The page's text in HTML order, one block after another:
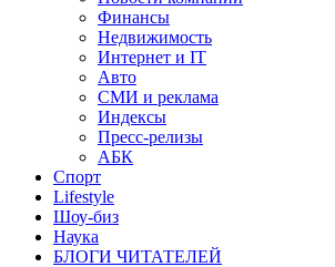
Финансы
Недвижимость
Интернет и IT
Авто
СМИ и реклама
Индексы
Пресс-релизы
АБК
Спорт
Lifestyle
Шоу-биз
Наука
БЛОГИ ЧИТАТЕЛЕЙ